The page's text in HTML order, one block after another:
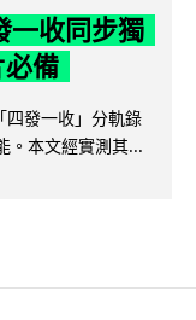
一收同步獨
備
發一收」分軌錄
。本文經實測其...